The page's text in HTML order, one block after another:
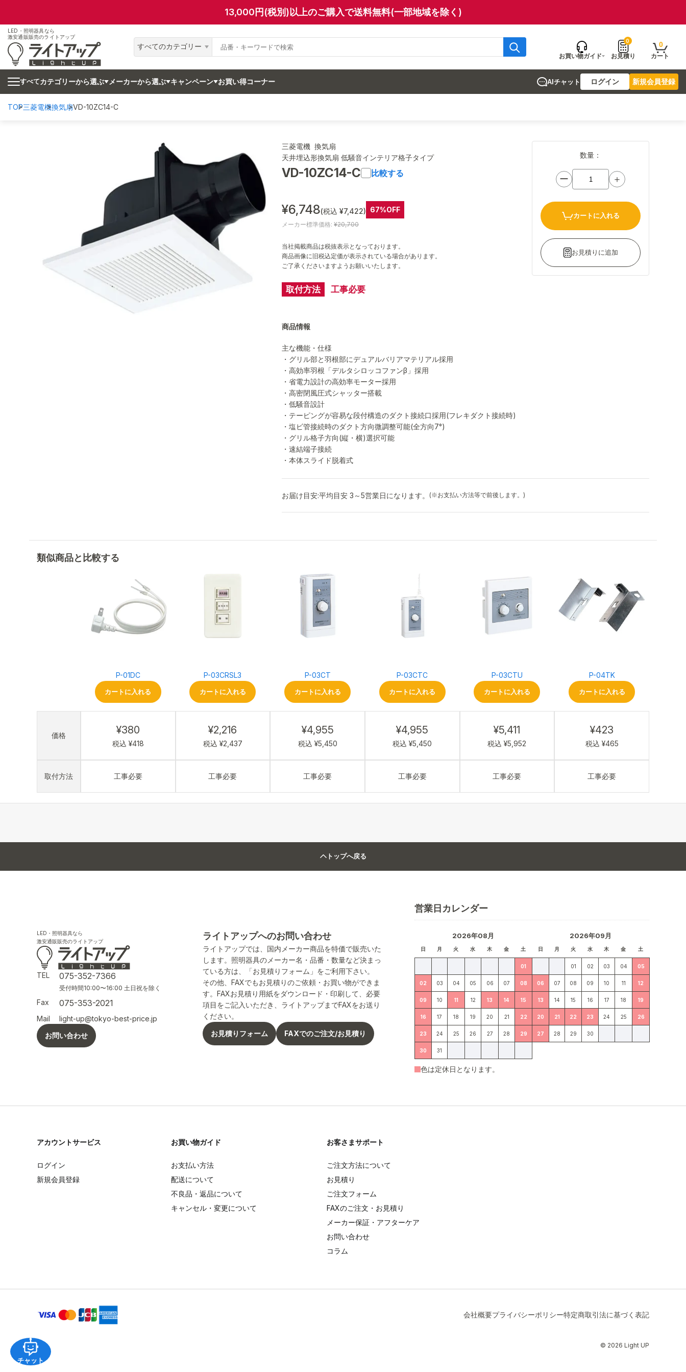
13,000円(税別)以上のご購入で送料無料(一部地域を除く)
LED・照明器具なら
激安通販販売のライトアップ
すべてのカテゴリー
お買い物ガイド
0
お見積り
0
カート
すべてカテゴリーから選ぶ メーカーから選ぶ キャンペーン お買い得コーナー AIチャット ログイン 新規会員登録
TOP三菱電機換気扇VD-10ZC14-C
三菱電機 換気扇
天井埋込形換気扇 低騒音インテリア格子タイプ
VD-10ZC14-C 比較する
¥6,748(税込 ¥7,422) 67%OFF
メーカー標準価格: ¥20,700
当社掲載商品は税抜表示となっております。
商品画像に旧税込定価が表示されている場合があります。
ご了承くださいますようお願いいたします。
取付方法 工事必要
数量：
ー ＋
カートに入れる
お見積りに追加
お届け目安:平均目安 3～5営業日になります。 (※お支払い方法等で前後します。)
商品情報
主な機能・仕様
・グリル部と羽根部にデュアルバリアマテリアル採用
・高効率羽根「デルタシロッコファンβ」採用
・省電力設計の高効率モーター採用
・高密閉風圧式シャッター搭載
・低騒音設計
・テーピングが容易な段付構造のダクト接続口採用(フレキダクト接続時)
・塩ビ管接続時のダクト方向微調整可能(全方向7°)
・グリル格子方向(縦・横)選択可能
・速結端子接続
・本体スライド脱着式
類似商品と比較する
価格
取付方法
P-01DC
カートに入れる
¥380
税込 ¥418
工事必要
P-03CRSL3
カートに入れる
¥2,216
税込 ¥2,437
工事必要
P-03CT
カートに入れる
¥4,955
税込 ¥5,450
工事必要
P-03CTC
カートに入れる
¥4,955
税込 ¥5,450
工事必要
P-03CTU
カートに入れる
¥5,411
税込 ¥5,952
工事必要
P-04TK
カートに入れる
¥423
税込 ¥465
工事必要
チャット
トップへ戻る
LED・照明器具なら
激安通販販売のライトアップ
TEL 075-352-7366
受付時間10:00〜16:00 土日祝を除く
Fax 075-353-2021
Mail
light-up@tokyo-best-price.jp
お問い合わせ
ライトアップへのお問い合わせ
ライトアップでは、国内メーカー商品を特価で販売いた
します。照明器具のメーカー名・品番・数量など決まっ
ている方は、「お見積りフォーム」をご利用下さい。
その他、FAXでもお見積りのご依頼・お買い物ができま
す。FAXお見積り用紙をダウンロード・印刷して、必要
項目をご記入いただき、ライトアップまでFAXをお送り
ください。
お見積りフォーム
FAXでのご注文/お見積り
営業日カレンダー
2026年08月
日 月 火 水 木 金 土
01
02 03 04 05 06 07 08
09 10 11 12 13 14 15
16 17 18 19 20 21 22
23 24 25 26 27 28 29
30 31
2026年09月
日 月 火 水 木 金 土
01 02 03 04 05
06 07 08 09 10 11 12
13 14 15 16 17 18 19
20 21 22 23 24 25 26
27 28 29 30
色は定休日となります。
アカウントサービス
ログイン
新規会員登録
お買い物ガイド
お支払い方法
配送について
不良品・返品について
キャンセル・変更について
お客さまサポート
ご注文方法について
お見積り
ご注文フォーム
FAXのご注文・お見積り
メーカー保証・アフターケア
お問い合わせ
コラム
会社概要プライバシーポリシー特定商取引法に基づく表記
© 2026 Light UP